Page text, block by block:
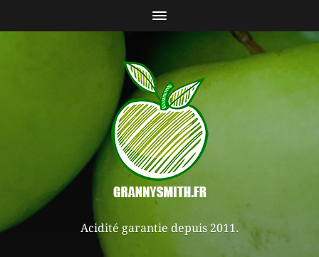
Acidité garantie depuis 2011.